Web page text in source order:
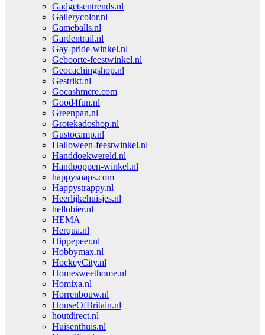
Gadgetsentrends.nl
Gallerycolor.nl
Gameballs.nl
Gardentrail.nl
Gay-pride-winkel.nl
Geboorte-feestwinkel.nl
Geocachingshop.nl
Gestrikt.nl
Gocashmere.com
Good4fun.nl
Greenpan.nl
Grotekadoshop.nl
Gustocamp.nl
Halloween-feestwinkel.nl
Handdoekwereld.nl
Handpoppen-winkel.nl
happysoaps.com
Happystrappy.nl
Heerlijkehuisjes.nl
hellobier.nl
HEMA
Herqua.nl
Hippepeer.nl
Hobbymax.nl
HockeyCity.nl
Homesweethome.nl
Homixa.nl
Horrenbouw.nl
HouseOfBritain.nl
houtdirect.nl
Huisenthuis.nl